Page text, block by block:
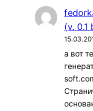
(v. 0.1
а вот